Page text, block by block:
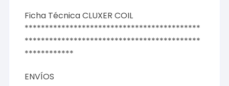
Ficha Técnica CLUXER COIL
*******************************************
*******************************************
************
ENVÍOS